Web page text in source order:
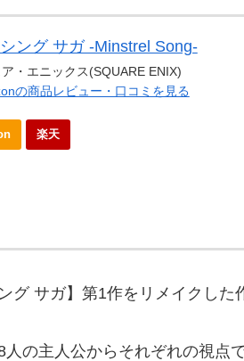
ング サガ -Minstrel Song-
・エニックス(SQUARE ENIX)
の商品レビュー・口コミを見る
楽天
グ サガ】第1作をリメイクした
の主人公からそれぞれの視点